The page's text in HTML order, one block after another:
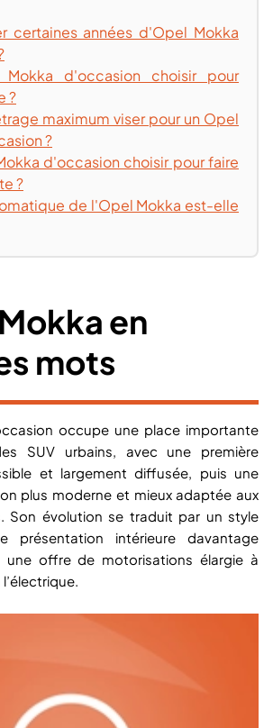
certaines années d'Opel Mokka
d'occasion choisir pour
?
maximum viser pour un Opel
?
d'occasion choisir pour faire
?
de l'Opel Mokka est-elle
en
mots
occupe une place importante
SUV urbains, avec une première
et largement diffusée, puis une
plus moderne et mieux adaptée aux
Son évolution se traduit par un style
présentation intérieure davantage
une offre de motorisations élargie à